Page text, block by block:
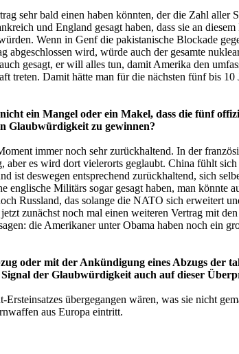
sehr bald einen haben könnten, der die Zahl aller
und England gesagt haben, dass sie an
Wenn in Genf die pakistanische Blockade
wird, würde auch der gesamte
gesagt, er will alles tun, damit Amerika den
Damit hätte man für die nächsten fünf bis 10
ein Mangel oder ein Makel, dass die fünf
Glaubwürdigkeit zu gewinnen?
immer noch sehr zurückhaltend. In der
es wird dort vielerorts geglaubt. China fühlt
deswegen entsprechend zurückhaltend, sich
Militärs sogar gesagt haben, man könnte
Russland, das solange die NATO sich erweitert
zunächst noch mal einen weiteren Vertrag mit
die Amerikaner unter Obama haben noch ein
oder mit der Ankündigung eines Abzugs der
der Glaubwürdigkeit auch auf dieser
übergegangen wären, was sie nicht
aus Europa eintritt.